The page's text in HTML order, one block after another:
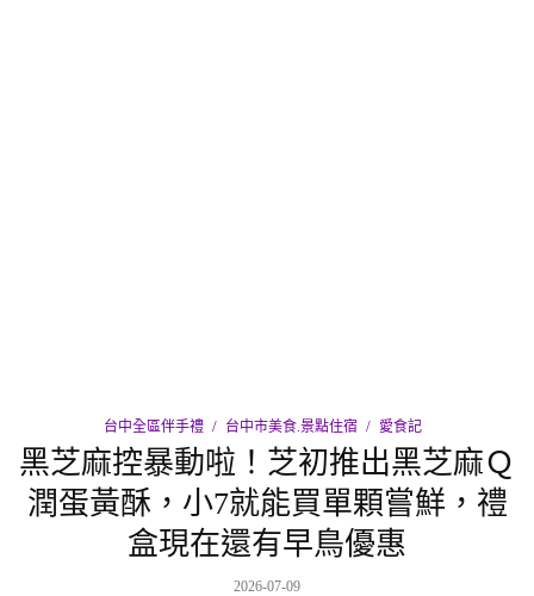
台中全區伴手禮 台中市美食.景點住宿 愛食記
黑芝麻控暴動啦！芝初推出黑芝麻Ｑ
潤蛋黃酥，小7就能買單顆嘗鮮，禮
盒現在還有早鳥優惠
2026-07-09